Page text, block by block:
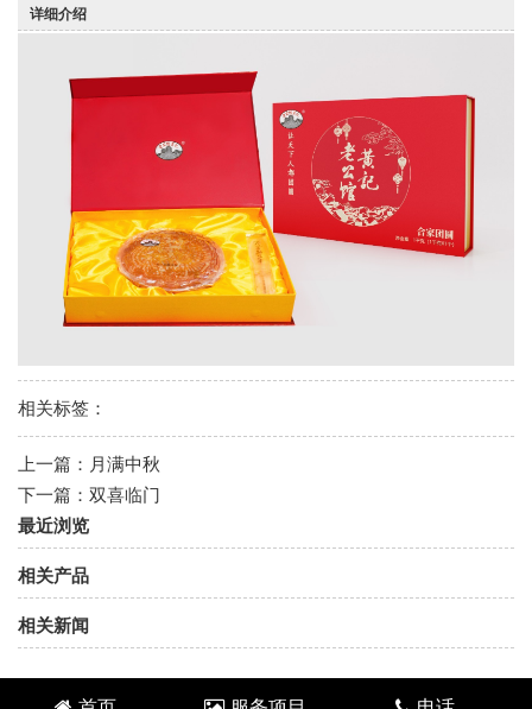
详细介绍
相关标签：
上一篇： 月满中秋
下一篇： 双喜临门
最近浏览
相关产品
相关新闻